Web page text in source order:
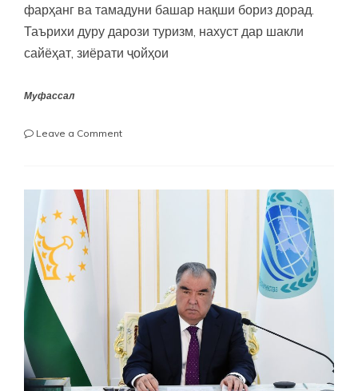
фарҳанг ва тамадуни башар нақши бориз дорад.
Таърихи дуру дарози туризм, нахуст дар шакли
сайёҳат, зиёрати ҷойҳои
Муфассал
Leave a Commenton
ТАҶРИБАИ